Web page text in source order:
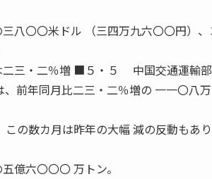
八〇〇米ドル （三四万九六〇〇円）、
二三・二％増 ■５・５ 中国交通運輸
前年同月比二三・二％増の 一一〇八
の数カ月は昨年の大幅 減の反動もあり
億六〇〇〇 万トン。